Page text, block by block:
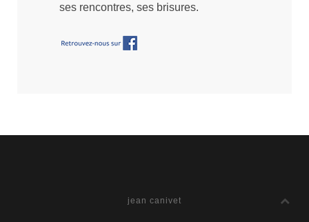
ses rencontres, ses brisures.
jean canivet